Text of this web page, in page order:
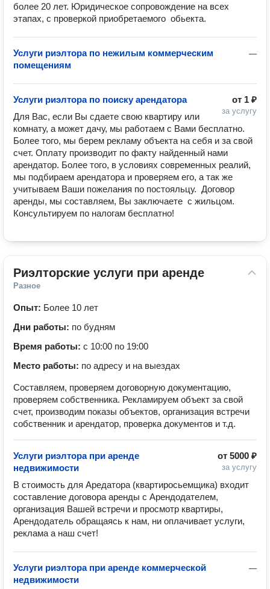
более 20 лет. Юридическое сопровождение на всех
этапах, с проверкой приобретаемого  обьекта.
—
Услуги риэлтора по нежилым коммерческим
помещениям
от 1 ₽
за услугу
Услуги риэлтора по поиску арендатора
Для Вас, если Вы сдаете свою квартиру или
комнату, а может дачу, мы работаем с Вами бесплатно.
Более того, мы берем рекламу объекта на себя и за свой
счет. Оплату производит по факту найденный нами
арендатор. Более того, в условиях современных реалий,
мы подбираем арендатора и проверяем его, а так же
учитываем Ваши пожелания по постояльцу.  Договор
аренды, мы составляем, Вы заключаете  с жильцом.
Консультируем по налогам бесплатно!
Риэлторские услуги при аренде
Разное
Опыт: Более 10 лет
Дни работы: по будням
Время работы: с 10:00 по 19:00
Место работы: по адресу и на выездах
Составляем, проверяем договорную документацию,
проверяем собственника. Рекламируем объект за свой
счет, производим показы объектов, организация встречи
собственник и арендатор, проверка документов и т.д.
от 5000 ₽
за услугу
Услуги риэлтора при аренде
недвижимости
В стоимость для Аредатора (квартиросьемщика) входит
составление договора аренды с Арендодателем,
организация Вашей встречи и просмотр квартиры,
Арендодатель обращаясь к нам, ни оплачивает услуги,
реклама а наш счет!
—
Услуги риэлтора при аренде коммерческой
недвижимости